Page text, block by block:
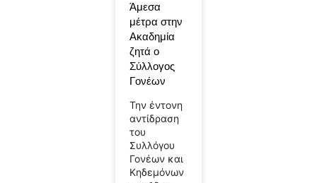
Άμεσα
μέτρα στην
Ακαδημία
ζητά ο
Σύλλογος
Γονέων
Την έντονη
αντίδραση
του
Συλλόγου
Γονέων και
Κηδεμόνων